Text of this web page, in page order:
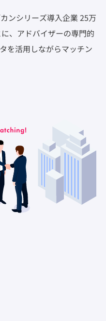
ンシリーズ導入企業 25万
、アドバイザーの専門的
を活用しながらマッチン